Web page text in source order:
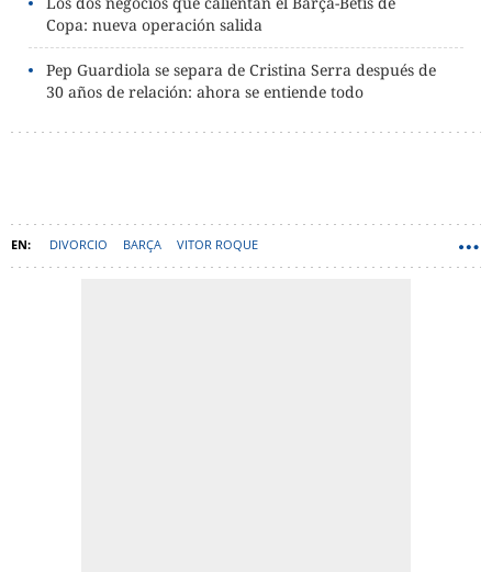
Copa: nueva operación salida
Pep Guardiola se separa de Cristina Serra después de
30 años de relación: ahora se entiende todo
DIVORCIO BARÇA VITOR ROQUE